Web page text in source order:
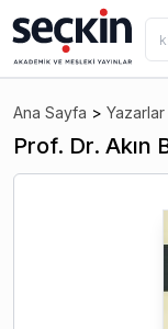
Ana Sayfa > Yazarlar
Prof. Dr. Akın